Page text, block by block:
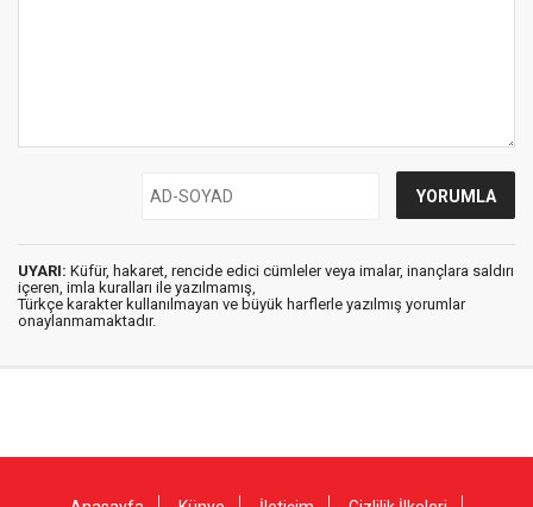
UYARI: Küfür, hakaret, rencide edici cümleler veya imalar, inançlara saldırı
içeren, imla kuralları ile yazılmamış,
Türkçe karakter kullanılmayan ve büyük harflerle yazılmış yorumlar
onaylanmamaktadır.